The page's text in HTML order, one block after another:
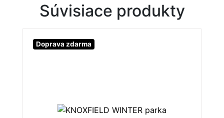
Súvisiace produkty
Doprava zdarma